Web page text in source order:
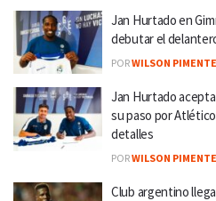
Jan Hurtado en
debutar el
PORWILSON
Jan Hurtado
su paso por
detalles
PORWILSON
Club argentino